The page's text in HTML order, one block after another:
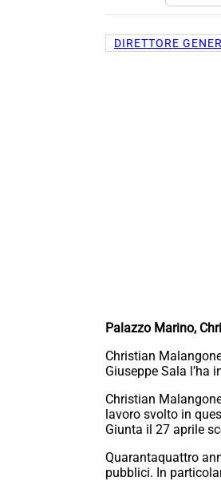
DIRETTORE
Palazzo Marino,
Christian
Giuseppe Sala l’ha
Christian
lavoro svolto in
Giunta il 27 aprile
Quarantaquattro
pubblici. In